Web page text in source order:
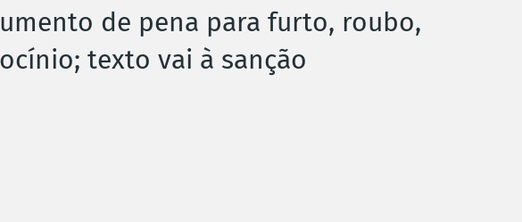
de pena para furto, roubo,
texto vai à sanção